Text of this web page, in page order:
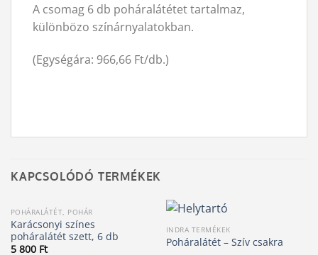
A csomag 6 db poháralátétet tartalmaz,
különbözo színárnyalatokban.
(Egységára: 966,66 Ft/db.)
KAPCSOLÓDÓ TERMÉKEK
POHÁRALÁTÉT, POHÁR
Karácsonyi színes
poháralátét szett, 6 db
5 800 Ft
INDRA TERMÉKEK
Poháralátét – Szív csakra